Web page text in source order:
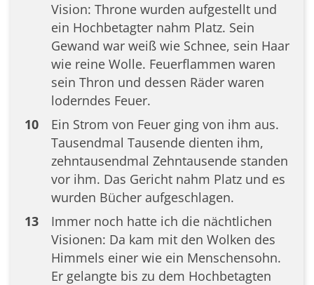
Vision: Throne wurden aufgestellt und
ein Hochbetagter nahm Platz. Sein
Gewand war weiß wie Schnee, sein Haar
wie reine Wolle. Feuerflammen waren
sein Thron und dessen Räder waren
loderndes Feuer.
10
Ein Strom von Feuer ging von ihm aus.
Tausendmal Tausende dienten ihm,
zehntausendmal Zehntausende standen
vor ihm. Das Gericht nahm Platz und es
wurden Bücher aufgeschlagen.
13
Immer noch hatte ich die nächtlichen
Visionen: Da kam mit den Wolken des
Himmels einer wie ein Menschensohn.
Er gelangte bis zu dem Hochbetagten